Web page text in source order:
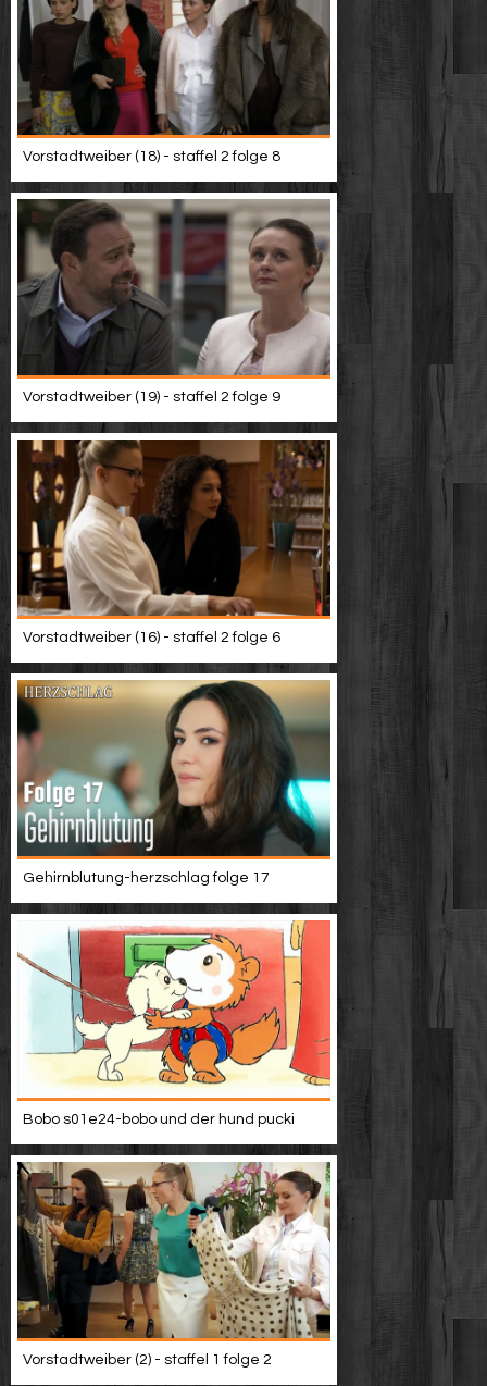
Vorstadtweiber (18) - staffel 2 folge 8
Vorstadtweiber (19) - staffel 2 folge 9
Vorstadtweiber (16) - staffel 2 folge 6
Gehirnblutung-herzschlag folge 17
Bobo s01e24-bobo und der hund pucki
Vorstadtweiber (2) - staffel 1 folge 2